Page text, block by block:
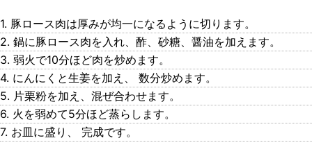
1. 豚ロース肉は厚みが均一になるように切ります。
2. 鍋に豚ロース肉を入れ、酢、砂糖、醤油を加えます。
3. 弱火で10分ほど肉を炒めます。
4. にんにくと生姜を加え、 数分炒めます。
5. 片栗粉を加え、混ぜ合わせます。
6. 火を弱めて5分ほど蒸らします。
7. お皿に盛り、 完成です。